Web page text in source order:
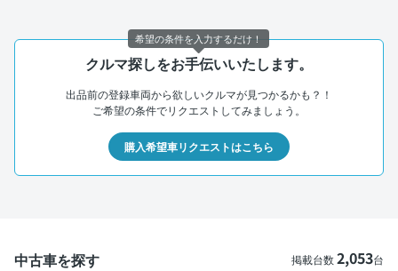
クルマ探しをお手伝いいたします。
出品前の登録車両から欲しいクルマが見つかるかも？！
ご希望の条件でリクエストしてみましょう。
購入希望車リクエストはこちら
中古車を探す 掲載台数2,053台
希望の条件を入力するだけ！